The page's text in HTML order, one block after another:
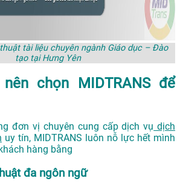
tài liệu chuyên ngành Giáo dục – Đào
tạo tại Hưng Yên
chọn MIDTRANS để
đơn vị chuyên cung cấp dịch vụ dịch
uy tín, MIDTRANS luôn nỗ lực hết mình
hàng bằng
đa ngôn ngữ